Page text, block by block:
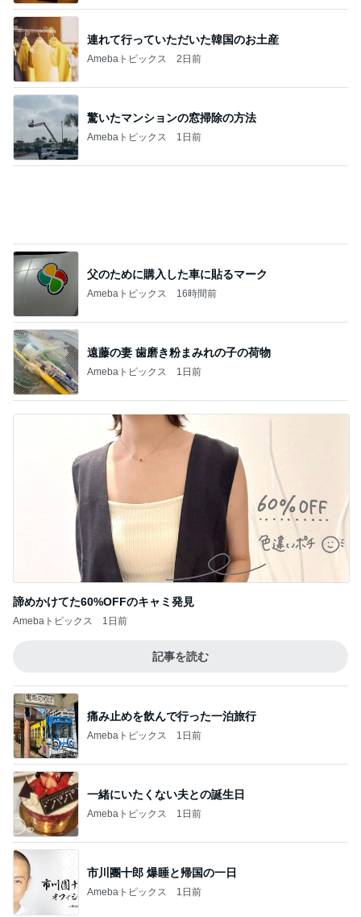
痛み止めを飲んで行った一泊旅行
Amebaトピックス 1日前
一緒にいたくない夫との誕生日
Amebaトピックス 1日前
豚おろしそうめんのアレンジレシピ
Amebaトピックス 1日前
お米20kgとたくさんのシフォンケーキ
Amebaトピックス 2日前
記事を読む
円安と値上げで決めたヴァンクリ
Amebaトピックス 11時間前
團十郎 癒しになった日本の自然
Amebaトピックス 1日前
失意の中の気になってた博多ラーメン
Amebaトピックス 2日前